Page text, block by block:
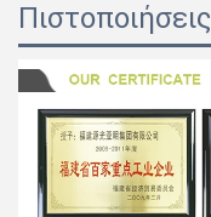
Πιστοποιήσεις